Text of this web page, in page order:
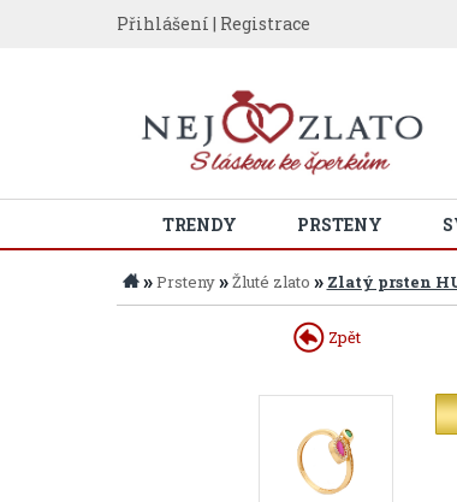
Přihlášení | Registrace
TRENDY PRSTENY
»Prsteny»Žluté zlato » Zlatý prsten
Zpět